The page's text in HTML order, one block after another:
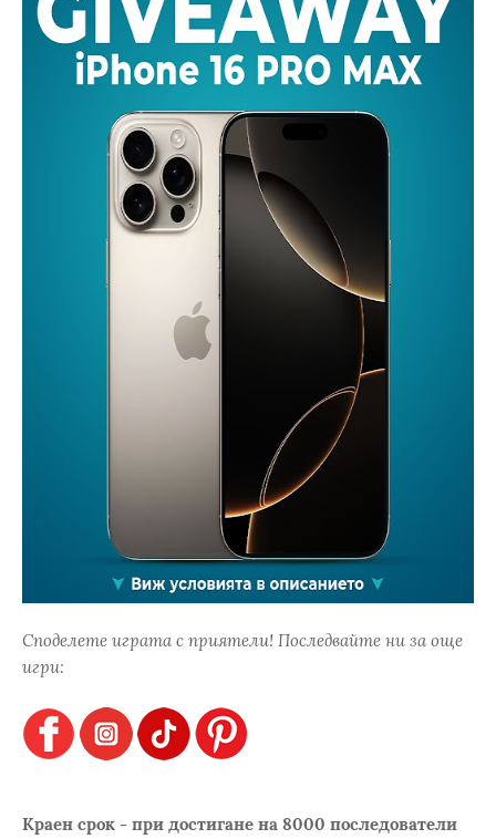
Споделете играта с приятели! Последвайте ни за още
игри:
Краен срок - при достигане на 8000 последователи